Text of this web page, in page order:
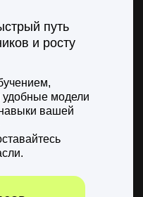
путь
и росту
удобные модели
вашей